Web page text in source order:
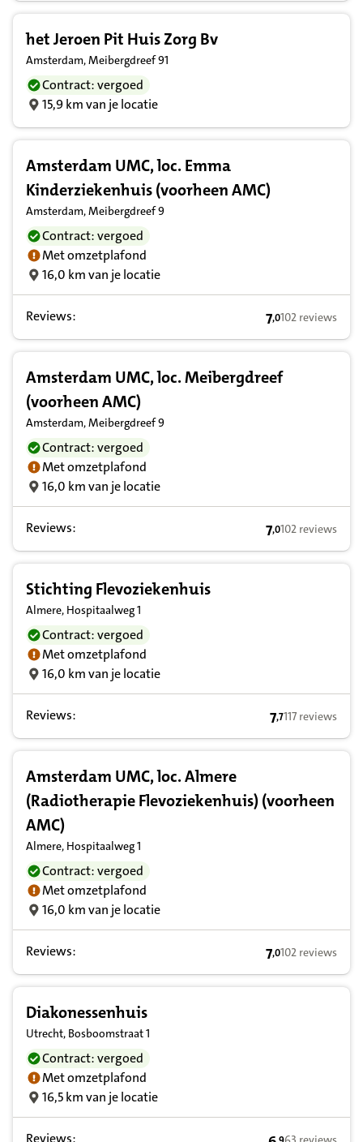
het Jeroen Pit Huis Zorg Bv
Amsterdam, Meibergdreef 91
Contract: vergoed
15,9 km van je locatie
Amsterdam UMC, loc. Emma
Kinderziekenhuis (voorheen AMC)
Amsterdam, Meibergdreef 9
Contract: vergoed
Met omzetplafond
16,0 km van je locatie
Reviews: 7,0 op basis van
7,0102 reviews
Amsterdam UMC, loc. Meibergdreef
(voorheen AMC)
Amsterdam, Meibergdreef 9
Contract: vergoed
Met omzetplafond
16,0 km van je locatie
Reviews: 7,0 op basis van
7,0102 reviews
Stichting Flevoziekenhuis
Almere, Hospitaalweg 1
Contract: vergoed
Met omzetplafond
16,0 km van je locatie
Reviews: 7,7 op basis van
7,7117 reviews
Amsterdam UMC, loc. Almere
(Radiotherapie Flevoziekenhuis) (voorheen
AMC)
Almere, Hospitaalweg 1
Contract: vergoed
Met omzetplafond
16,0 km van je locatie
Reviews: 7,0 op basis van
7,0102 reviews
Diakonessenhuis
Utrecht, Bosboomstraat 1
Contract: vergoed
Met omzetplafond
16,5 km van je locatie
Reviews: